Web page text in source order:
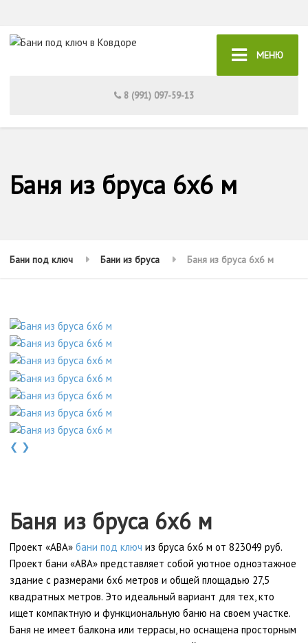
МЕНЮ
8 (991) 097-59-13
Баня из бруса 6x6 м
Бани под ключ Бани из бруса Баня из бруса 6x6 м
❮ ❯
Баня из бруса 6x6 м
Проект «АВА»бани под ключ из бруса 6x6 м от 823049 руб.
Проект бани «АВА» представляет собой уютное одноэтажное
здание с размерами 6x6 метров и общей площадью 27,5
квадратных метров. Это идеальный вариант для тех, кто
ищет компактную и функциональную баню на своем участке.
Баня не имеет балкона или террасы, но оснащена просторным